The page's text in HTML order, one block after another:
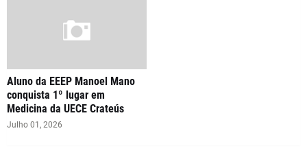
Aluno da EEEP Manoel Mano
conquista 1º lugar em
Medicina da UECE Crateús
Julho 01, 2026